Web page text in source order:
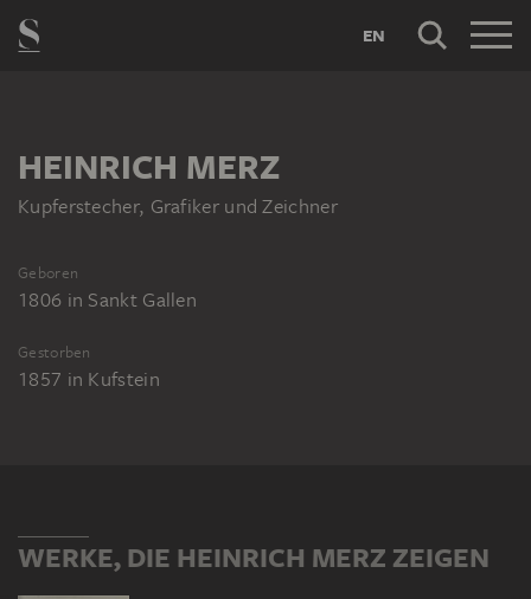
EN
HEINRICH MERZ
Kupferstecher, Grafiker und Zeichner
Geboren
1806 in Sankt Gallen
Gestorben
1857 in Kufstein
WERKE, DIE HEINRICH MERZ ZEIGEN